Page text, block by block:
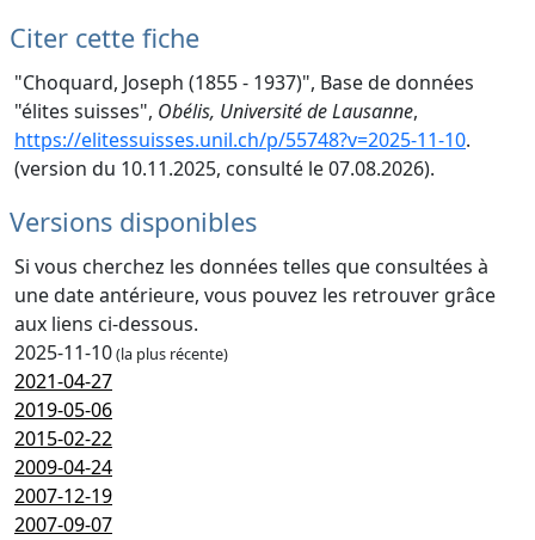
Citer cette fiche
"Choquard, Joseph (1855 - 1937)", Base de données
"élites suisses", Obélis, Université de Lausanne,
https://elitessuisses.unil.ch/p/55748?v=2025-11-10.
(version du 10.11.2025, consulté le 07.08.2026).
Versions disponibles
Si vous cherchez les données telles que consultées à
une date antérieure, vous pouvez les retrouver grâce
aux liens ci-dessous.
2025-11-10(la plus récente)
2021-04-27
2019-05-06
2015-02-22
2009-04-24
2007-12-19
2007-09-07